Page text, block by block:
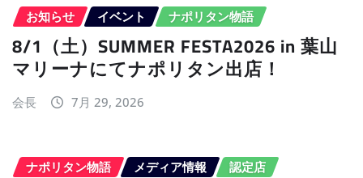
お知らせ イベント ナポリタン物語
8/1（土）SUMMER FESTA2026 in 葉山
マリーナにてナポリタン出店！
会長 7月 29, 2026
ナポリタン物語 メディア情報 認定店